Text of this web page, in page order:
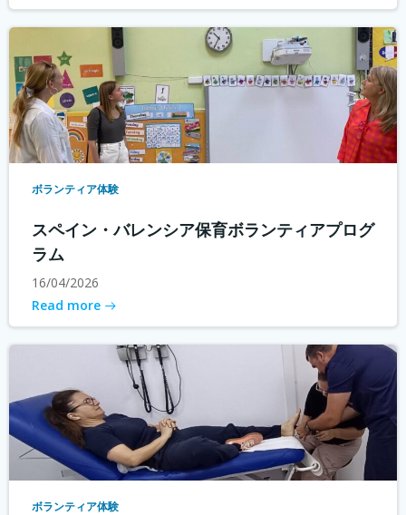
ボランティア体験
スペイン・バレンシア保育ボランティアプログ
ラム
16/04/2026
Read more
ボランティア体験